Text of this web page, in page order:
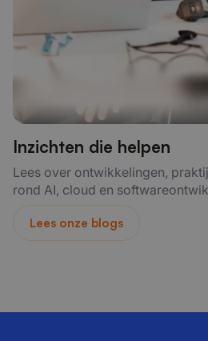
Inzichten die helpen
Lees over ontwikkelingen,
rond AI, cloud en
Lees onze blogs